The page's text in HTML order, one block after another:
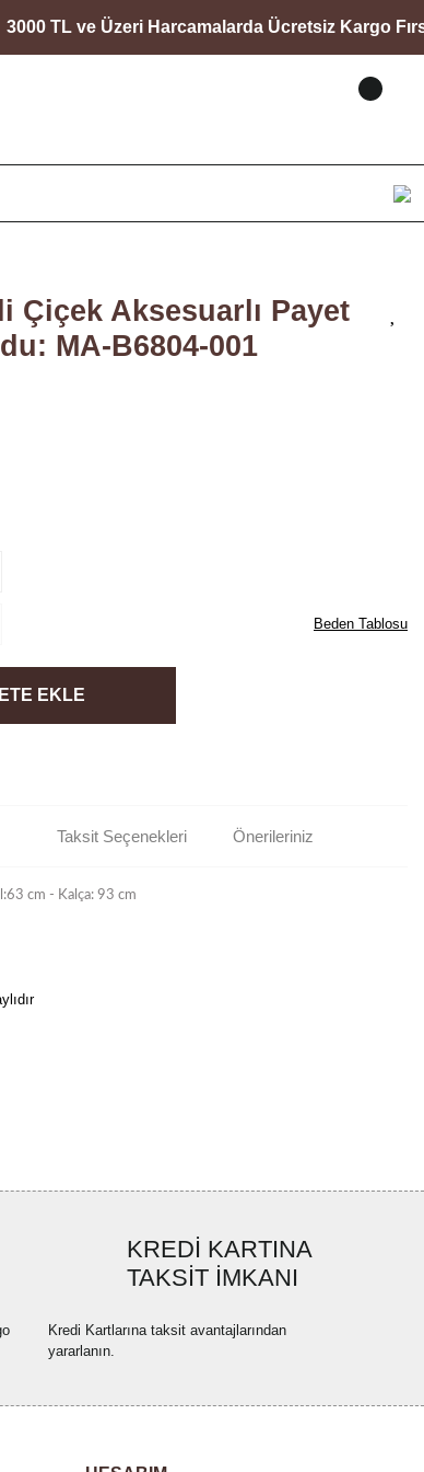
TL ve Üzeri Harcamalarda Ücretsiz Kargo
Çiçek Aksesuarlı Payet
MA-B6804-001
Beden Tablosu
EKLE
Taksit Seçenekleri Önerileriniz
cm - Kalça: 93 cm
KREDİ KARTINA
TAKSİT İMKANI
Kredi Kartlarına taksit avantajlarından
yararlanın.